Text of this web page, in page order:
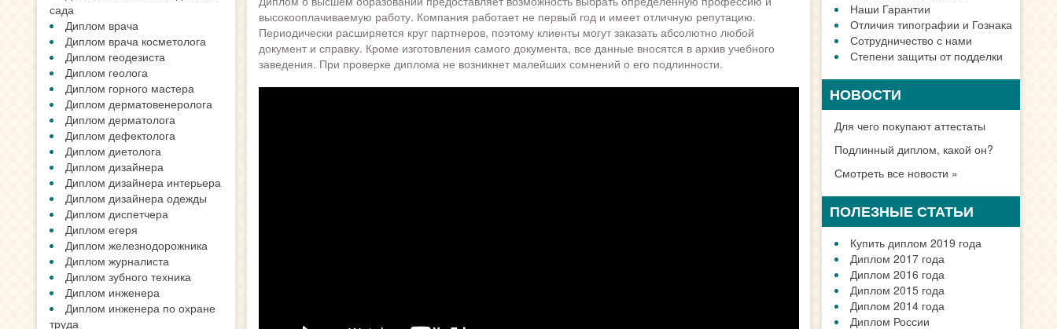
сада
Диплом врача
Диплом врача косметолога
Диплом геодезиста
Диплом геолога
Диплом горного мастера
Диплом дерматовенеролога
Диплом дерматолога
Диплом дефектолога
Диплом диетолога
Диплом дизайнера
Диплом дизайнера интерьера
Диплом дизайнера одежды
Диплом диспетчера
Диплом егеря
Диплом железнодорожника
Диплом журналиста
Диплом зубного техника
Диплом инженера
Диплом инженера по охране
труда
высокооплачиваемую работу. Компания работает не первый год и имеет отличную репутацию.
Периодически расширяется круг партнеров, поэтому клиенты могут заказать абсолютно любой
документ и справку. Кроме изготовления самого документа, все данные вносятся в архив учебного
заведения. При проверке диплома не возникнет малейших сомнений о его подлинности.
Наши Гарантии
Отличия типографии и Гознака
Сотрудничество с нами
Степени защиты от подделки
НОВОСТИ
Для чего покупают аттестаты
Подлинный диплом, какой он?
Смотреть все новости »
ПОЛЕЗНЫЕ СТАТЬИ
Купить диплом 2019 года
Диплом 2017 года
Диплом 2016 года
Диплом 2015 года
Диплом 2014 года
Диплом России